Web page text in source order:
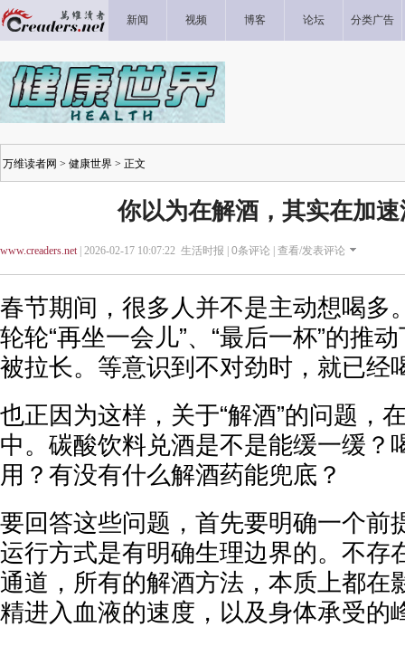
新闻 视频 博客 论坛 分类广告
万维读者网 > 健康世界 > 正文
你以为在解酒，其实在加
www.creaders.net| 2026-02-17 10:07:22 生活时报 | 0条评论 | 查看/发表评论
春节期间，很多人并不是主动想喝多
轮轮“再坐一会儿”、“最后一杯”的推
被拉长。等意识到不对劲时，就已经
也正因为这样，关于“解酒”的问题，
中。碳酸饮料兑酒是不是能缓一缓？
用？有没有什么解酒药能兜底？
要回答这些问题，首先要明确一个前
运行方式是有明确生理边界的。不存
通道，所有的解酒方法，本质上都
精进入血液的速度，以及身体承受的